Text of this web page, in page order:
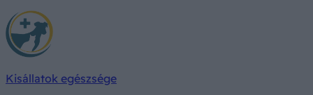
Kisállatok egészsége